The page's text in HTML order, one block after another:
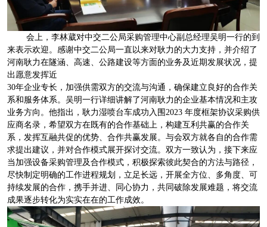
会上，李林葳对中交二公局采购管理中心副总经理吴明一行的到
来表示欢迎。感谢中交二公局一直以来对耿力的大力支持，并介绍了
河南耿力在隧涵、高速、公路建设等方面的业务及近期发展状况，提
出愿意发挥近
30年企业专长，加强供需双方的交流与沟通，确保建立良好的合作关
系和服务体系。吴明一行详细讲解了河南耿力的企业基本情况和主攻
业务方向。他指出，耿力湿喷台车成功入围2023 年度框架协议采购供
应商名录，希望双方在既有的合作基础上，构建互利共赢的合作关
系，发挥互融共促的优势、合作共赢发展。与会双方就各自的合作需
求提出建议，并对合作模式展开探讨交流。双方一致认为，接下来应
当加强设备采购管理及合作模式，积极探索彼此契合的方法与路径，
尽快制定明确的工作进程规划，立足长远，开展全方位、多角度、可
持续发展的合作，携手并进、同心协力，共同破除发展难题，将交流
成果逐步转化为实实在在的工作成效。